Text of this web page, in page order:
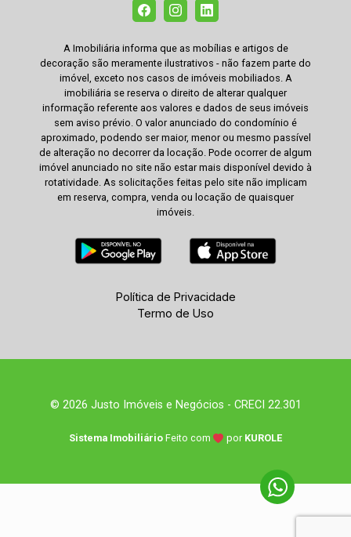
A Imobiliária informa que as mobílias e artigos de
decoração são meramente ilustrativos - não fazem parte do
imóvel, exceto nos casos de imóveis mobiliados. A
imobiliária se reserva o direito de alterar qualquer
informação referente aos valores e dados de seus imóveis
sem aviso prévio. O valor anunciado do condomínio é
aproximado, podendo ser maior, menor ou mesmo passível
de alteração no decorrer da locação. Pode ocorrer de algum
imóvel anunciado no site não estar mais disponível devido à
rotatividade. As solicitações feitas pelo site não implicam
em reserva, compra, venda ou locação de quaisquer
imóveis.
Política de Privacidade
Termo de Uso
© 2026 Justo Imóveis e Negócios - CRECI 22.301
Sistema Imobiliário Feito com por KUROLE